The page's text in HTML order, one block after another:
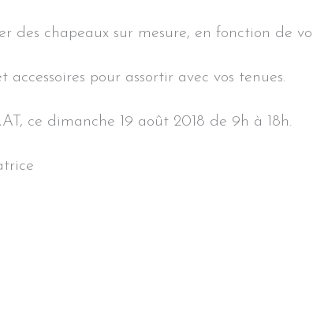
des chapeaux sur mesure, en fonction
accessoires pour assortir avec vos tenues.
ce dimanche 19 août 2018 de 9h à 18h.